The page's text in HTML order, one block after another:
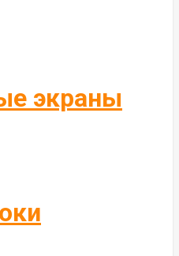
экраны